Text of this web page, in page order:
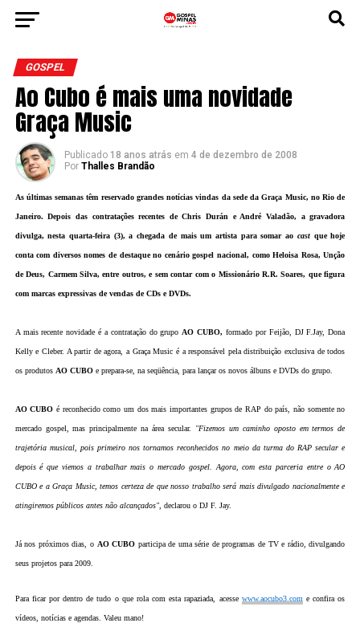
GOSPEL
Ao Cubo é mais uma novidade
Graça Music
Publicado 18 anos atrás em 4 de dezembro de 2008
Por Thalles Brandão
As últimas semanas têm reservado grandes notícias vindas da sede da Graça Music, no Rio de
Janeiro. Depois das contratações recentes de Chris Durán e André Valadão, a gravadora
divulga, nesta quarta-feira (3), a chegada de mais um artista para somar ao cast que hoje
conta com diversos nomes de destaque no cenário gospel nacional, como Heloisa Rosa, Unção
de Deus, Carmem Silva, entre outros, e sem contar com o Missionário R.R. Soares, que figura
com marcas expressivas de vendas de CDs e DVDs.
A mais recente novidade é a contratação do grupo AO CUBO, formado por Feijão, DJ F.Jay, Dona
Kelly e Cleber. A partir de agora, a Graça Music é a responsável pela distribuição exclusiva de todos
os produtos AO CUBOe prepara-se, na seqüência, para lançar os novos álbuns e DVDs do grupo.
AO CUBO é reconhecido como um dos mais importantes grupos de RAP do país, não somente no
mercado gospel, mas principalmente na área secular. "Fizemos um caminho oposto em termos de
trajetória musical, pois primeiro nos tornamos reconhecidos no meio da turma do RAP secular e
depois é que viemos a trabalhar mais o mercado gospel. Agora, com esta parceria entre o AO
CUBO e a Graça Music, temos certeza de que nosso trabalho será mais divulgado nacionalmente e
atingiremos públicos antes não alcançados", declarou o DJ F. Jay.
Já nos próximos dias, o AO CUBO participa de uma série de programas de TV e rádio, divulgando
seus projetos para 2009.
Para ficar por dentro de tudo o que rola com esta rapaziada, acesse www.aocubo3.com e confira os
vídeos, notícias e agendas. Valeu mano!